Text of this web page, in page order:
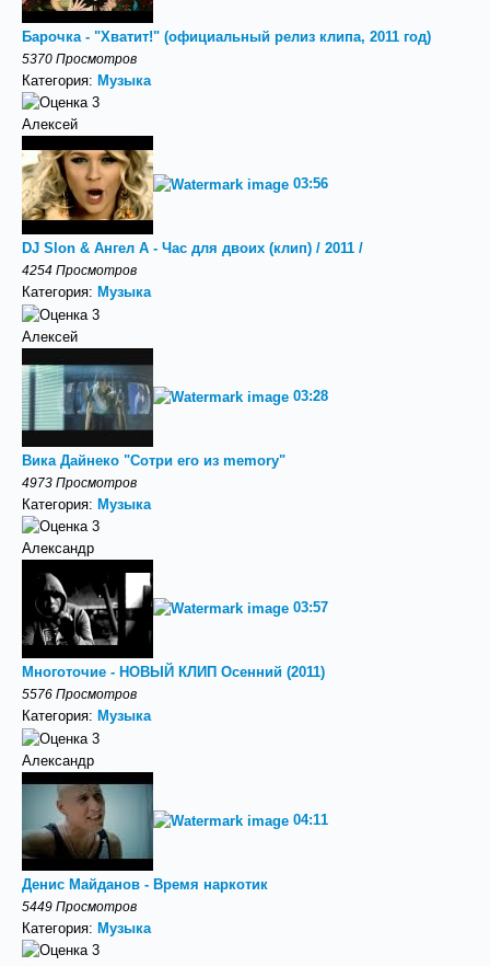
Барочка - "Хватит!" (официальный релиз клипа, 2011 год)
5370 Просмотров
Категория: Музыка
Алексей
03:56
DJ Slon & Ангел А - Час для двоих (клип) / 2011 /
4254 Просмотров
Категория: Музыка
Алексей
03:28
Вика Дайнеко "Сотри его из memory"
4973 Просмотров
Категория: Музыка
Александр
03:57
Многоточие - НОВЫЙ КЛИП Осенний (2011)
5576 Просмотров
Категория: Музыка
Александр
04:11
Денис Майданов - Время наркотик
5449 Просмотров
Категория: Музыка